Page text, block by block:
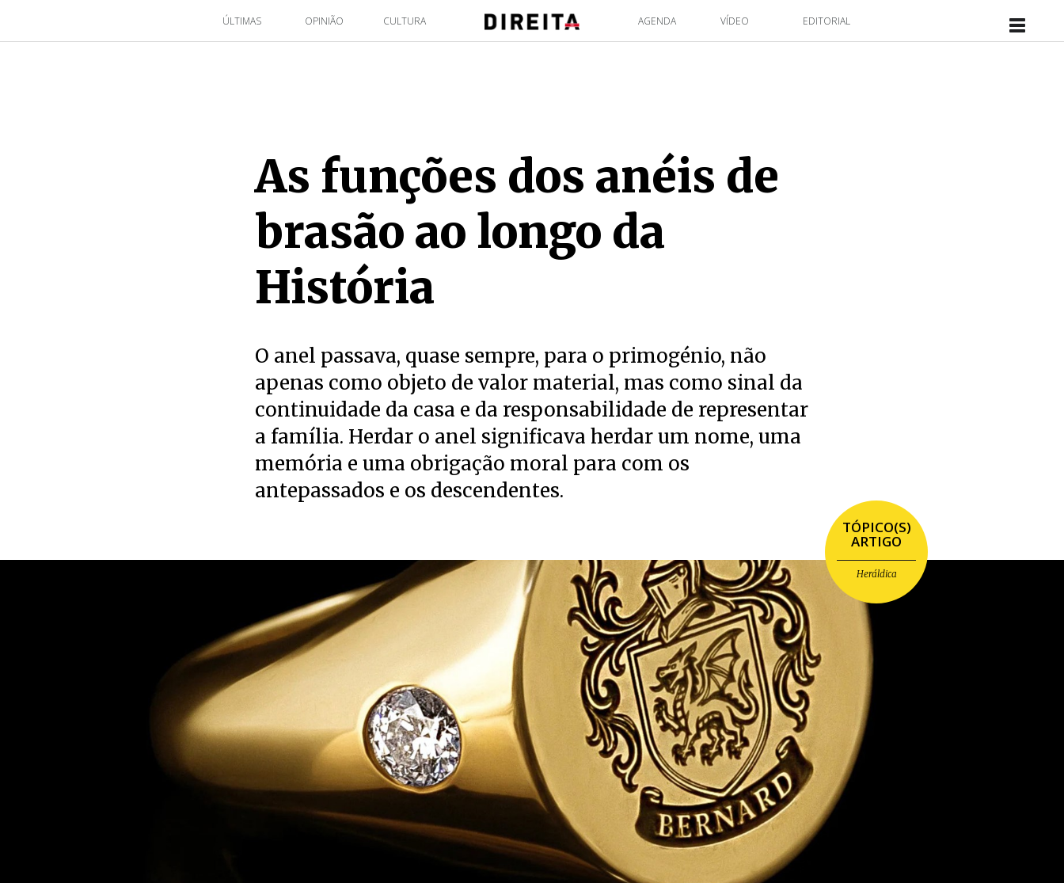
ÚLTIMAS OPINIÃO CULTURA AGENDA VÍDEO EDITORIAL
As funções dos anéis de
brasão ao longo da
História
O anel passava, quase sempre, para o primogénio, não
apenas como objeto de valor material, mas como sinal da
continuidade da casa e da responsabilidade de representar
a família. Herdar o anel significava herdar um nome, uma
memória e uma obrigação moral para com os
antepassados e os descendentes.
TÓPICO(S)
ARTIGO
Heráldica